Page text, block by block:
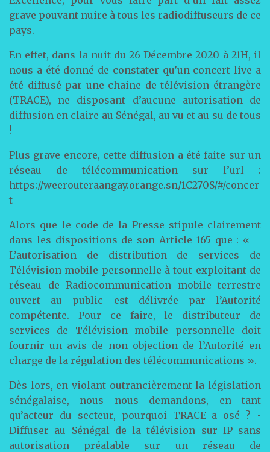
grave pouvant nuire à tous les radiodiffuseurs de ce
pays.
En effet, dans la nuit du 26 Décembre 2020 à 21H, il
nous a été donné de constater qu’un concert live a
été diffusé par une chaine de télévision étrangère
(TRACE), ne disposant d’aucune autorisation de
diffusion en claire au Sénégal, au vu et au su de tous
!
Plus grave encore, cette diffusion a été faite sur un
réseau de télécommunication sur l’url :
https://weerouteraangay.orange.sn/1C270S/#/concer
t
Alors que le code de la Presse stipule clairement
dans les dispositions de son Article 165 que : « –
L’autorisation de distribution de services de
Télévision mobile personnelle à tout exploitant de
réseau de Radiocommunication mobile terrestre
ouvert au public est délivrée par l’Autorité
compétente. Pour ce faire, le distributeur de
services de Télévision mobile personnelle doit
fournir un avis de non objection de l’Autorité en
charge de la régulation des télécommunications ».
Dès lors, en violant outrancièrement la législation
sénégalaise, nous nous demandons, en tant
qu’acteur du secteur, pourquoi TRACE a osé ? •
Diffuser au Sénégal de la télévision sur IP sans
autorisation préalable sur un réseau de